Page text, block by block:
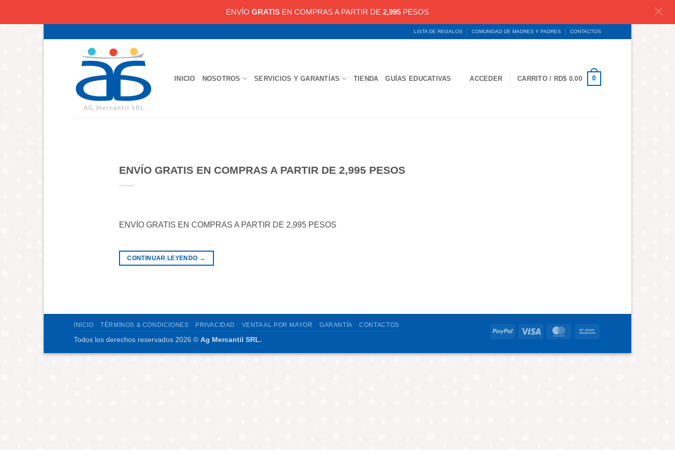
LISTA DE REGALOS COMUNIDAD DE MADRES Y PADRES CONTACTOS
INICIO NOSOTROS SERVICIOS Y GARANTÍAS TIENDA GUÍAS EDUCATIVAS ACCEDER CARRITO / RD$ 0.00 0
ENVÍO GRATIS EN COMPRAS A PARTIR DE 2,995 PESOS
ENVÍO GRATIS EN COMPRAS A PARTIR DE 2,995 PESOS
CONTINUAR LEYENDO →
PayPal Visa MasterCard
INICIO TÉRMINOS & CONDICIONES PRIVACIDAD VENTA AL POR MAYOR GARANTÍA CONTACTOS
Todos los derechos reservados 2026 © Ag Mercantil SRL.
ENVÍO GRATIS EN COMPRAS A PARTIR DE 2,995 PESOS